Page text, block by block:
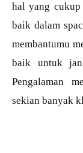
hal yang cukup
baik dalam
membantumu
baik untuk
Pengalaman
sekian banyak